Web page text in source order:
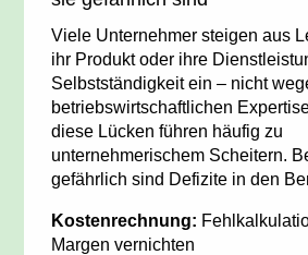
Viele Unternehmer steigen aus
ihr Produkt oder ihre
Selbstständigkeit ein – nicht
betriebswirtschaftlichen
diese Lücken führen häufig zu
unternehmerischem Scheitern.
gefährlich sind Defizite in den
Kostenrechnung:
Margen vernichten